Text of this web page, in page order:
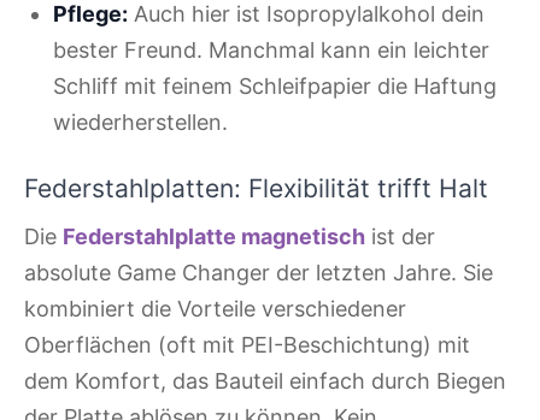
Pflege: Auch hier ist Isopropylalkohol dein
bester Freund. Manchmal kann ein leichter
Schliff mit feinem Schleifpapier die Haftung
wiederherstellen.
Federstahlplatten: Flexibilität trifft Halt
Die Federstahlplatte magnetisch ist der
absolute Game Changer der letzten Jahre. Sie
kombiniert die Vorteile verschiedener
Oberflächen (oft mit PEI-Beschichtung) mit
dem Komfort, das Bauteil einfach durch Biegen